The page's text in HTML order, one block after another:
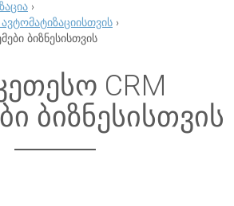
›
›
ბიზნესისთვის
CRM
ბიზნესისთვის